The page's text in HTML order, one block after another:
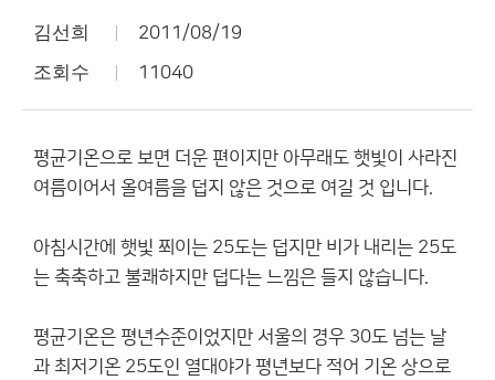
김선희 2011/08/19
조회수 11040
평균기온으로 보면 더운 편이지만 아무래도 햇빛이 사라진
여름이어서 올여름을 덥지 않은 것으로 여길 것 입니다.
아침시간에 햇빛 쬐이는 25도는 덥지만 비가 내리는 25도
는 축축하고 불쾌하지만 덥다는 느낌은 들지 않습니다.
평균기온은 평년수준이었지만 서울의 경우 30도 넘는 날
과 최저기온 25도인 열대야가 평년보다 적어 기온 상으로